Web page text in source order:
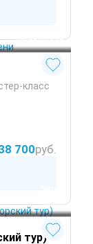
Круглый год
класс
700руб.
Весна
тур)